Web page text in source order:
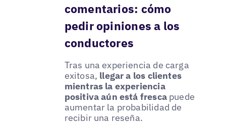
comentarios: cómo
pedir opiniones a los
conductores
Tras una experiencia de carga
exitosa, llegar a los clientes
mientras la experiencia
positiva aún está frescapuede
aumentar la probabilidad de
recibir una reseña.